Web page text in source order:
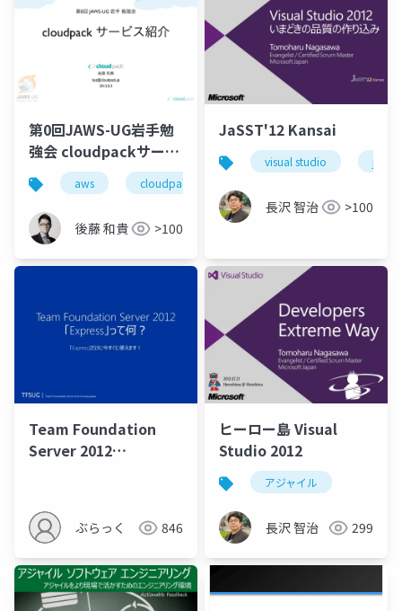
第0回JAWS-UG岩手勉
強会 cloudpackサービ
ス紹介 aws cloudpack
後藤 和貴 >100
JaSST'12 Kansai
visual studio jasst
長沢 智治 >100
Team Foundation
Server 2012
ぶらっく 846
ヒーロー島 Visual
Studio 2012
アジャイル
長沢 智治 299